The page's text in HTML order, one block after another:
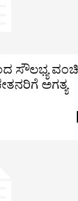
ಸೌಲಭ್ಯ
ಅಗತ್ಯ